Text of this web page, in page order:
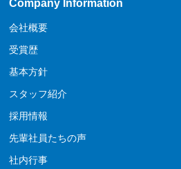
Company Information
会社概要
受賞歴
基本方針
スタッフ紹介
採用情報
先輩社員たちの声
社内行事